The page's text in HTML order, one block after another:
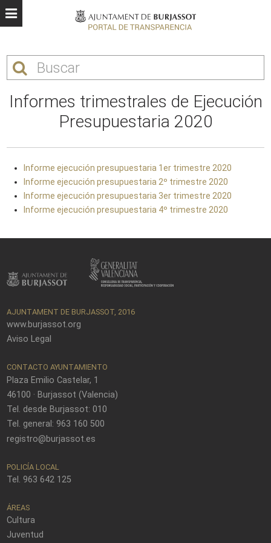
Informes trimestrales de Ejecución
Presupuestaria 2020
Informe ejecución presupuestaria 1er trimestre 2020
Informe ejecución presupuestaria 2º trimestre 2020
Informe ejecución presupuestaria 3er trimestre 2020
Informe ejecución presupuestaria 4º trimestre 2020
AJUNTAMENT DE BURJASSOT, 2016
www.burjassot.org
Aviso Legal
CONTACTO AYUNTAMIENTO
Plaza Emilio Castelar, 1
46100 · Burjassot (Valencia)
Tel. desde Burjassot: 010
Tel. general: 963 160 500
registro@burjassot.es
POLICÍA LOCAL
Tel. 963 642 125
ÁREAS
Cultura
Juventud